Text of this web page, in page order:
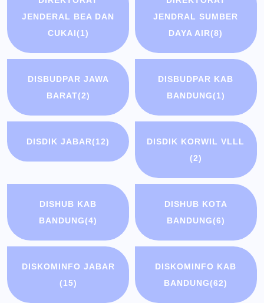
JENDERAL BEA DAN
CUKAI(1)
JENDRAL SUMBER
DAYA AIR(8)
DISBUDPAR JAWA
BARAT(2)
DISBUDPAR KAB
BANDUNG(1)
DISDIK JABAR(12)
DISDIK KORWIL VLLL
(2)
DISHUB KAB
BANDUNG(4)
DISHUB KOTA
BANDUNG(6)
DISKOMINFO JABAR
(15)
DISKOMINFO KAB
BANDUNG(62)